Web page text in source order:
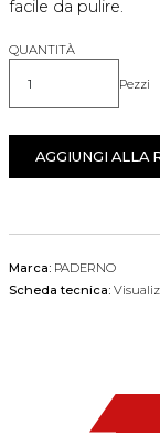
facile da pulire.
QUANTITÀ
Quantità Pezzi
AGGIUNGI ALLA
Marca: PADERNO
Scheda tecnica: